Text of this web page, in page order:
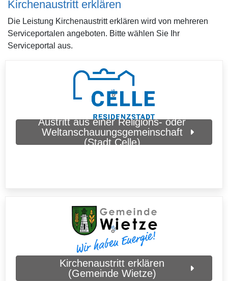
Kirchenaustritt erklären
Die Leistung Kirchenaustritt erklären wird von mehreren
Serviceportalen angeboten. Bitte wählen Sie Ihr
Serviceportal aus.
Austritt aus einer Religions- oder
Weltanschauungsgemeinschaft
(Stadt Celle)
Kirchenaustritt erklären
(Gemeinde Wietze)